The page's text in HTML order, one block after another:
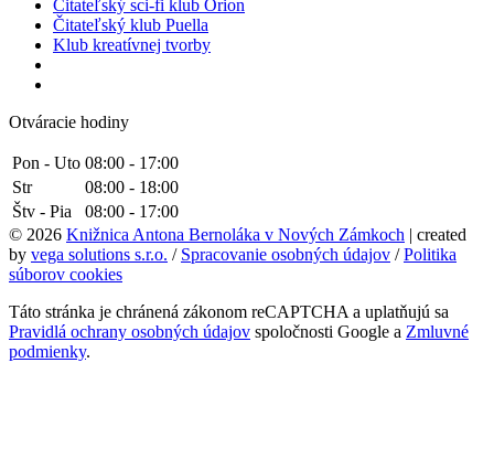
Čitateľský sci-fi klub Orion
Čitateľský klub Puella
Klub kreatívnej tvorby
Otváracie hodiny
Pon - Uto 08:00 - 17:00
Str
08:00 - 18:00
Štv - Pia
08:00 - 17:00
© 2026 Knižnica Antona Bernoláka v Nových Zámkoch | created
by vega solutions s.r.o. / Spracovanie osobných údajov /Politika
súborov cookies
Táto stránka je chránená zákonom reCAPTCHA a uplatňujú sa
Pravidlá ochrany osobných údajov spoločnosti Google a Zmluvné
podmienky.